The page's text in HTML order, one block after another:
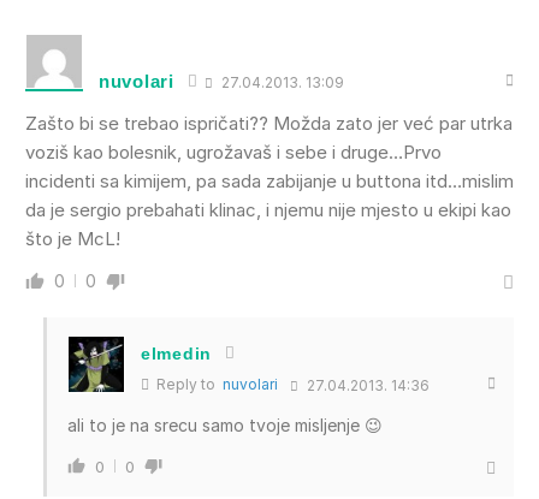
nuvolari 27.04.2013. 13:09
Zašto bi se trebao ispričati?? Možda zato jer već par utrka
voziš kao bolesnik, ugrožavaš i sebe i druge…Prvo
incidenti sa kimijem, pa sada zabijanje u buttona itd…mislim
da je sergio prebahati klinac, i njemu nije mjesto u ekipi kao
što je McL!
0 0
elmedin
Reply to nuvolari 27.04.2013. 14:36
ali to je na srecu samo tvoje misljenje 😉
0 0